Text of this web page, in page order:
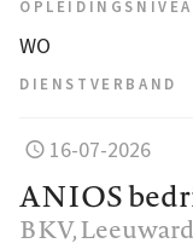
WO
DIENSTVERBAND
16-07-2026
ANIOS
BKV,